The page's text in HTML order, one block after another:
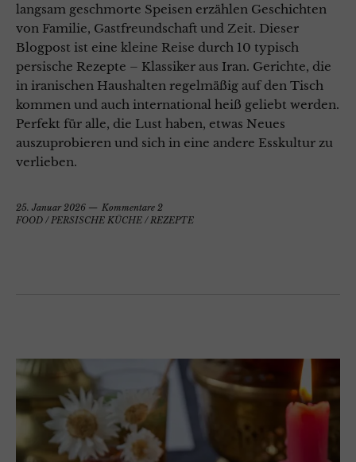
langsam geschmorte Speisen erzählen Geschichten
von Familie, Gastfreundschaft und Zeit. Dieser
Blogpost ist eine kleine Reise durch 10 typisch
persische Rezepte – Klassiker aus Iran. Gerichte, die
in iranischen Haushalten regelmäßig auf den Tisch
kommen und auch international heiß geliebt werden.
Perfekt für alle, die Lust haben, etwas Neues
auszuprobieren und sich in eine andere Esskultur zu
verlieben.
25. Januar 2026
Kommentare 2
FOOD /PERSISCHE KÜCHE /REZEPTE